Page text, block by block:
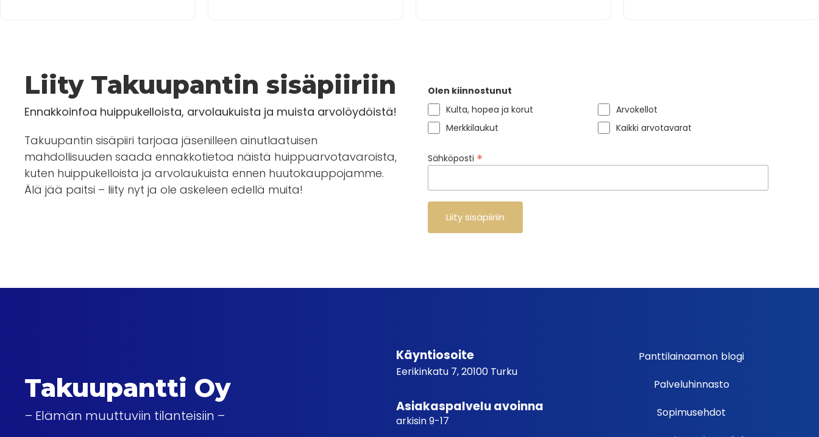
Liity Takuupantin sisäpiiriin
Ennakkoinfoa huippukelloista, arvolaukuista ja muista arvolöydöistä!
Takuupantin sisäpiiri tarjoaa jäsenilleen ainutlaatuisen
mahdollisuuden saada ennakkotietoa näistä huippuarvotavaroista,
kuten huippukelloista ja arvolaukuista ennen huutokauppojamme.
Älä jää paitsi – liity nyt ja ole askeleen edellä muita!
Olen kiinnostunut
Kulta, hopea ja korut
Arvokellot
Merkkilaukut
Kaikki arvotavarat
Sähköposti *
Takuupantti Oy
– Elämän muuttuviin tilanteisiin –
Käyntiosoite
Eerikinkatu 7, 20100 Turku
Asiakaspalvelu avoinna
arkisin 9-17
Panttilainaamon blogi
Palveluhinnasto
Sopimusehdot